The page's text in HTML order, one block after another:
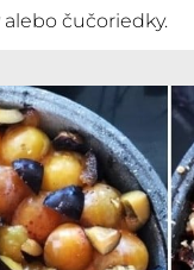
čučoriedky.